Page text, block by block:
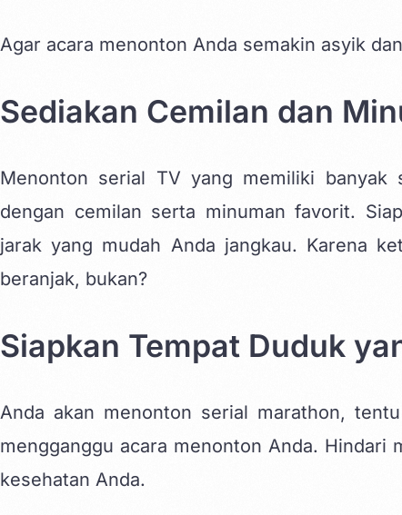
Agar acara menonton Anda semakin asyik
Sediakan Cemilan dan
Menonton serial TV yang memiliki
dengan cemilan serta minuman favorit.
jarak yang mudah Anda jangkau. Karena
beranjak, bukan?
Siapkan Tempat Duduk
Anda akan menonton serial marathon,
mengganggu acara menonton Anda.
kesehatan Anda.